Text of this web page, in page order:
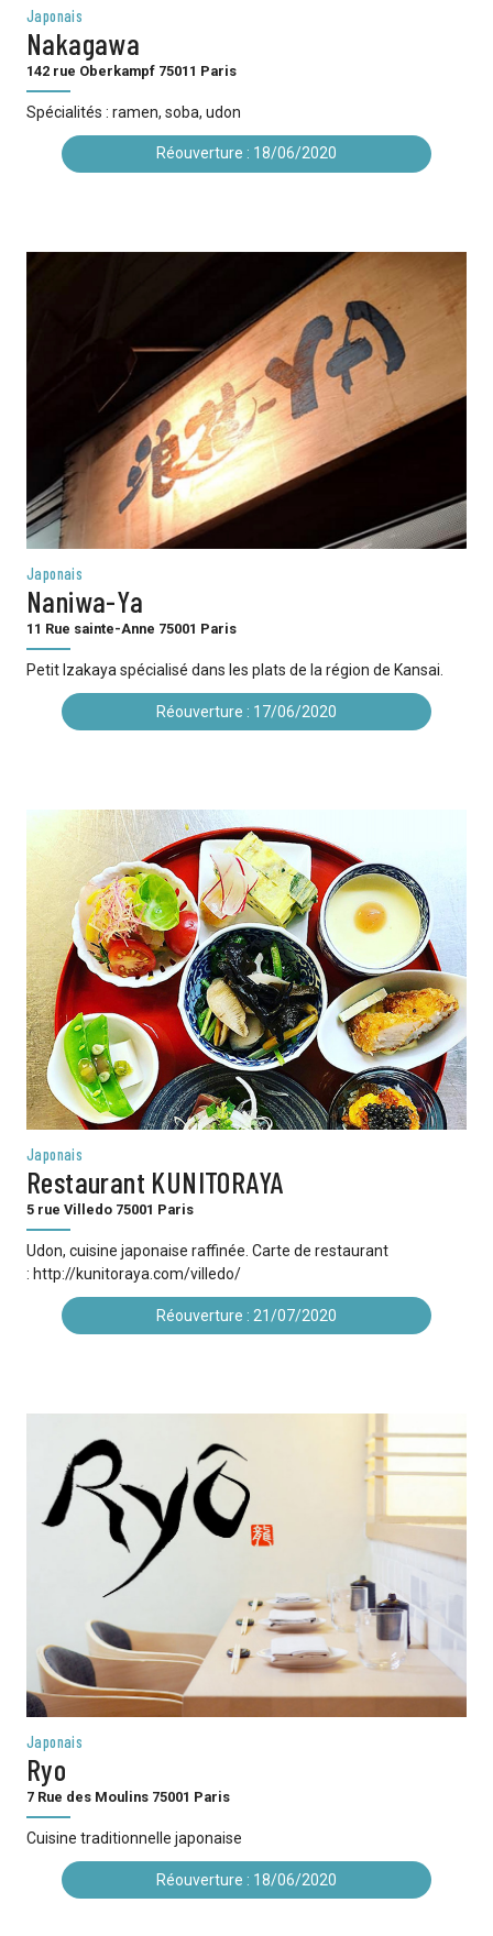
Japonais
Nakagawa
142 rue Oberkampf 75011 Paris
Spécialités : ramen, soba, udon
Réouverture : 18/06/2020
Japonais
Naniwa-Ya
11 Rue sainte-Anne 75001 Paris
Petit Izakaya spécialisé dans les plats de la région de Kansai.
Réouverture : 17/06/2020
Japonais
Restaurant KUNITORAYA
5 rue Villedo 75001 Paris
Udon, cuisine japonaise raffinée. Carte de restaurant
: http://kunitoraya.com/villedo/
Réouverture : 21/07/2020
Japonais
Ryo
7 Rue des Moulins 75001 Paris
Cuisine traditionnelle japonaise
Réouverture : 18/06/2020